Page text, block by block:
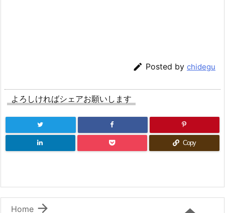
 Posted by chidegu
よろしければシェアお願いします
Copy

Home